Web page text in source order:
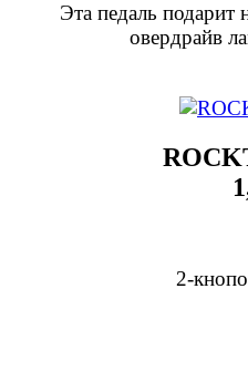
Эта педаль подарит
овердрайв
2-